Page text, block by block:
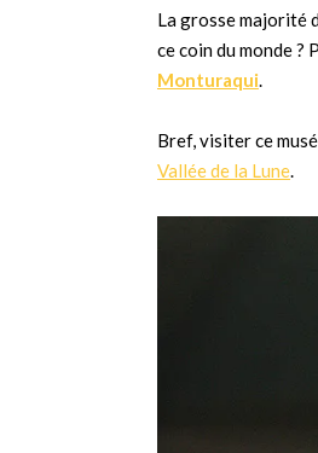
La grosse majorité
ce coin du monde ?
Monturaqui.
Bref, visiter ce
Vallée de la Lune.